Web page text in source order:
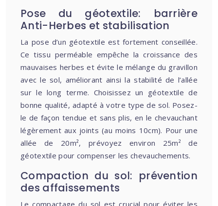
Pose du géotextile: barrière
Anti-Herbes et stabilisation
La pose d’un géotextile est fortement conseillée.
Ce tissu perméable empêche la croissance des
mauvaises herbes et évite le mélange du gravillon
avec le sol, améliorant ainsi la stabilité de l’allée
sur le long terme. Choisissez un géotextile de
bonne qualité, adapté à votre type de sol. Posez-
le de façon tendue et sans plis, en le chevauchant
légèrement aux joints (au moins 10cm). Pour une
allée de 20m², prévoyez environ 25m² de
géotextile pour compenser les chevauchements.
Compaction du sol: prévention
des affaissements
Le compactage du sol est crucial pour éviter les